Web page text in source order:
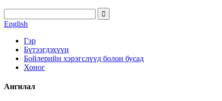
English
Гэр
Бүтээгдэхүүн
Бойлерийн хэрэгслүүд болон бусад
Хоног
Ангилал